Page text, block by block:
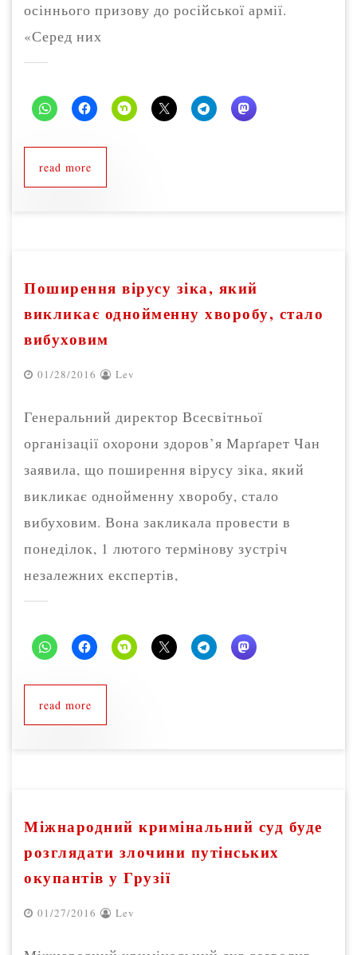
осіннього призову до російської армії.
«Серед них
read more
Поширення вірусу зіка, який
викликає однойменну хворобу, стало
вибуховим
01/28/2016 Lev
Генеральний директор Всесвітньої
організації охорони здоров’я Марґарет Чан
заявила, що поширення вірусу зіка, який
викликає однойменну хворобу, стало
вибуховим. Вона закликала провести в
понеділок, 1 лютого термінову зустріч
незалежних експертів,
read more
Міжнародний кримінальний суд буде
розглядати злочини путінських
окупантів у Грузії
01/27/2016 Lev